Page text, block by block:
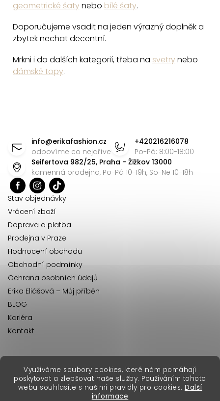
Využíváme soubory cookies, které nám pomáhají
poskytovat a zlepšovat naše služby. Používáním tohoto
webu souhlasíte s našimi pravidly pro cookies. Další
informace
geometrické šatynebo bílé šaty.
Doporučujeme vsadit na jeden výrazný doplněk a
zbytek nechat decentní.
Mrkni i do dalších kategorií, třeba na svetrynebo
dámské topy.
info@erikafashion.cz
odpovíme co nejdříve
+420216216078
Po-Pá: 8:00-18:00
Seifertova 982/25, Praha - Žižkov 13000
kamenná prodejna, Po-Pá 10-19h, So-Ne 10-18h
Stav objednávky
Vrácení zboží
Doprava a platba
Prodejna v Praze
Hodnocení obchodu
Obchodní podmínky
Ochrana osobních údajů
Erika Eliášová – Můj příběh
BLOG
Kariéra
Kontakt
Vytvořil Shoptet Premium
Copyright 2026Erika Fashion. Všechna práva vyhrazena.
erikafashion.sk